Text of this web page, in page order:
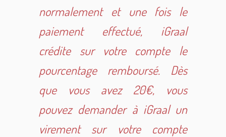
normalement et une fois le
paiement effectué, iGraal
crédite sur votre compte le
pourcentage remboursé. Dès
que vous avez 20€, vous
pouvez demander à iGraal un
virement sur votre compte